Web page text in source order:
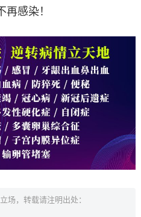
感染！
场，转载请注明出处：